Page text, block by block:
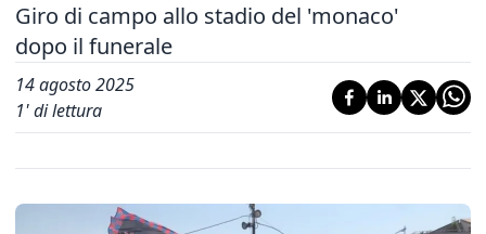
Giro di campo allo stadio del 'monaco'
dopo il funerale
14 agosto 2025
1' di lettura